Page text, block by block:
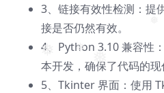
❅
❅ ❅
❅
3、链接有效性检测：提
接是否仍然有效。
4、Python 3.10 兼容性
本开发，确保了代码的现
5、Tkinter 界面：使用